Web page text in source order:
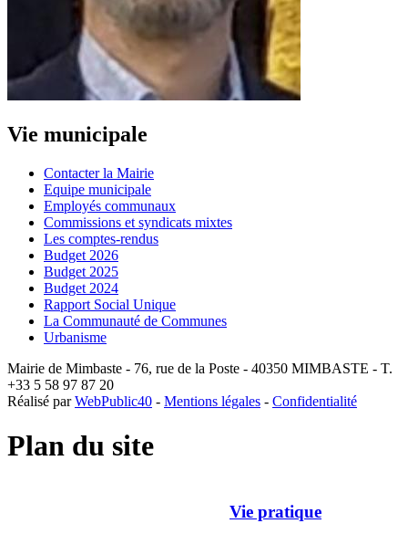
Vie municipale
Contacter la Mairie
Equipe municipale
Employés communaux
Commissions et syndicats mixtes
Les comptes-rendus
Budget 2026
Budget 2025
Budget 2024
Rapport Social Unique
La Communauté de Communes
Urbanisme
Mairie de Mimbaste - 76, rue de la Poste - 40350 MIMBASTE - T.
+33 5 58 97 87 20
Réalisé parWebPublic40 - Mentions légales - Confidentialité
Plan du site
Vie pratique